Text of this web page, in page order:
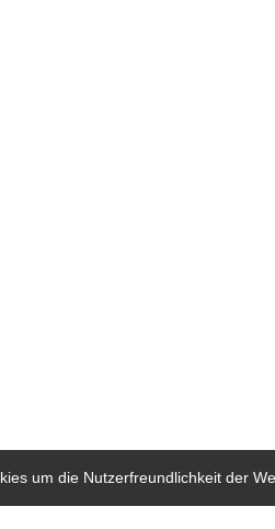
um die Nutzerfreundlichkeit der